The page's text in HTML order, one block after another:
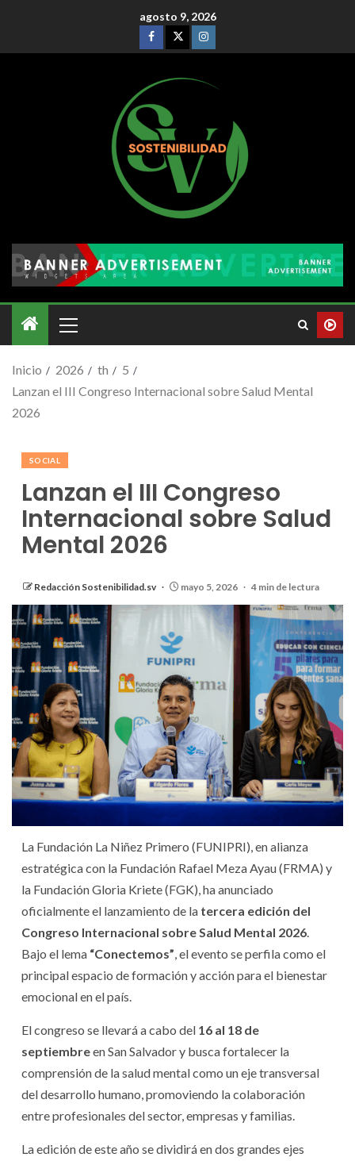
agosto 9, 2026
Inicio 2026 th
5
Lanzan el III Congreso Internacional sobre Salud Mental
2026
SOCIAL
Lanzan el III Congreso
Internacional sobre Salud
Mental 2026
Redacción Sostenibilidad.sv mayo 5, 2026 4 min de lectura
La Fundación La Niñez Primero (FUNIPRI), en alianza
estratégica con la Fundación Rafael Meza Ayau (FRMA) y
la Fundación Gloria Kriete (FGK), ha anunciado
oficialmente el lanzamiento de la tercera edición del
Congreso Internacional sobre Salud Mental 2026.
Bajo el lema “Conectemos”, el evento se perfila como el
principal espacio de formación y acción para el bienestar
emocional en el país.
El congreso se llevará a cabo del 16 al 18 de
septiembreen San Salvador y busca fortalecer la
comprensión de la salud mental como un eje transversal
del desarrollo humano, promoviendo la colaboración
entre profesionales del sector, empresas y familias.
La edición de este año se dividirá en dos grandes ejes